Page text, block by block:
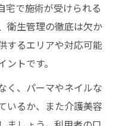
宅で施術が受けられる
衛生管理の徹底は欠か
するエリアや対応可能
トです。
く、パーマやネイルな
いるか、また介護美容